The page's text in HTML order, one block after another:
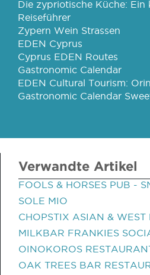
Die zypriotische Küche: Ein
Reiseführer
Zypern Wein Strassen
EDEN Cyprus
Cyprus EDEN Routes
Gastronomic Calendar
EDEN Cultural Tourism:
Gastronomic Calendar
Verwandte Artikel
FOOLS & HORSES PUB -
SOLE MIO
CHOPSTIX ASIAN & WEST
MILKBAR FRANKIES
OINOKOROS
OAK TREES BAR